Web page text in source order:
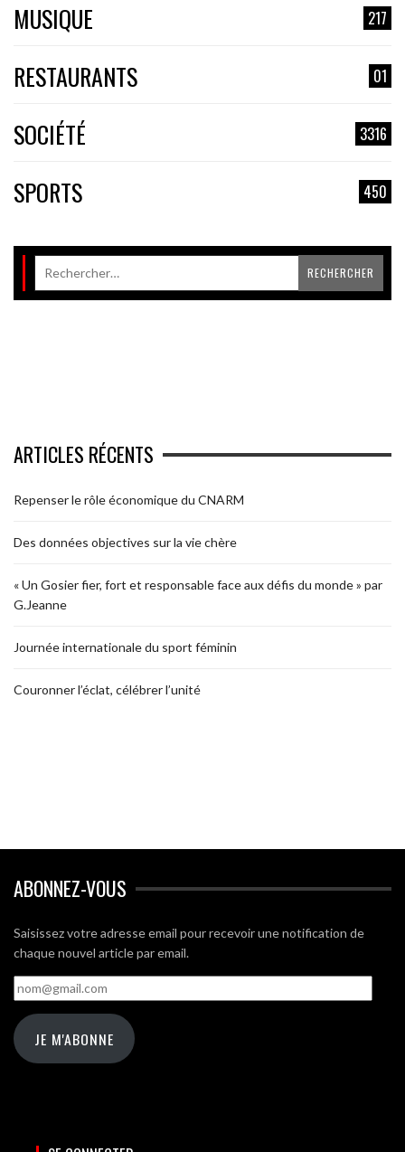
MUSIQUE 217
RESTAURANTS 01
SOCIÉTÉ 3316
SPORTS 450
ARTICLES RÉCENTS
Repenser le rôle économique du CNARM
Des données objectives sur la vie chère
« Un Gosier fier, fort et responsable face aux défis du monde » par
G.Jeanne
Journée internationale du sport féminin
Couronner l’éclat, célébrer l’unité
ABONNEZ-VOUS
Saisissez votre adresse email pour recevoir une notification de
chaque nouvel article par email.
nom@gmail.com
JE M'ABONNE